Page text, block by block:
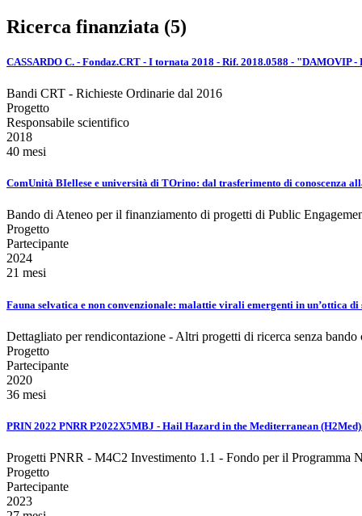
Ricerca finanziata (5)
CASSARDO C. - Fondaz.CRT - I tornata 2018 - Rif. 2018.0588 -
Bandi CRT - Richieste Ordinarie dal 2016
Progetto
Responsabile scientifico
2018
40 mesi
ComUnità BIellese e università di TOrino: dal trasferimento di conoscenza
Bando di Ateneo per il finanziamento di progetti di Public
Progetto
Partecipante
2024
21 mesi
Fauna selvatica e non convenzionale: malattie virali emergenti in un’ottica di
Dettagliato per rendicontazione - Altri progetti di ricerca senza bando
Progetto
Partecipante
2020
36 mesi
PRIN 2022 PNRR P2022X5MBJ - Hail Hazard in the Mediterranean
Progetti PNRR - M4C2 Investimento 1.1 - Fondo per il Programma
Progetto
Partecipante
2023